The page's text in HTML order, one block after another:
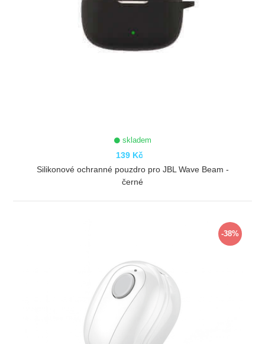
skladem
139 Kč
Silikonové ochranné pouzdro pro JBL Wave Beam -
černé
-38%